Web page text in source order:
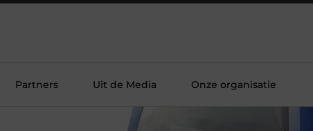
Partners Uit de Media Onze organisatie